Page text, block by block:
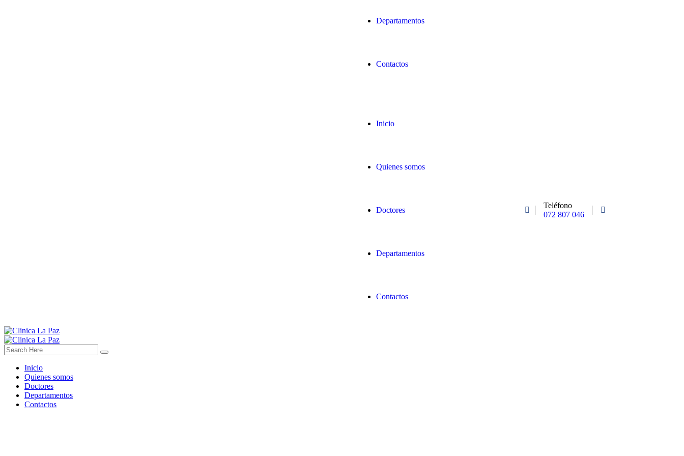
Departamentos
Contactos
Inicio
Quienes somos
Doctores
Departamentos
Contactos
Teléfono
072 807 046
Inicio
Quienes somos
Doctores
Departamentos
Contactos